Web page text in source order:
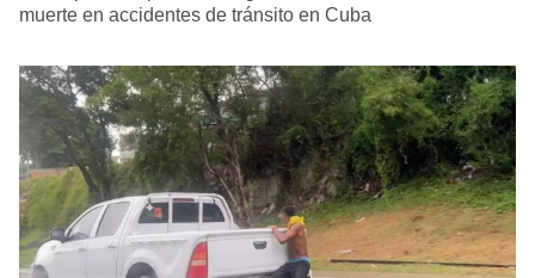
muerte en accidentes de tránsito en Cuba